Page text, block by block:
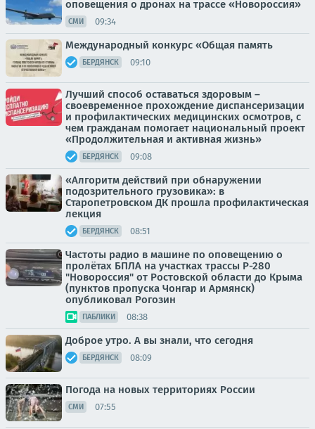
оповещения о дронах на трассе «Новороссия»
СМИ 09:34
Международный конкурс «Общая память
БЕРДЯНСК 09:10
Лучший способ оставаться здоровым –
своевременное прохождение диспансеризации
и профилактических медицинских осмотров, с
чем гражданам помогает национальный проект
«Продолжительная и активная жизнь»
БЕРДЯНСК 09:08
«Алгоритм действий при обнаружении
подозрительного грузовика»: в
Старопетровском ДК прошла профилактическая
лекция
БЕРДЯНСК 08:51
Частоты радио в машине по оповещению о
пролётах БПЛА на участках трассы Р-280
"Новороссия" от Ростовской области до Крыма
(пунктов пропуска Чонгар и Армянск)
опубликовал Рогозин
ПАБЛИКИ 08:38
Доброе утро. А вы знали, что сегодня
БЕРДЯНСК 08:09
Погода на новых территориях России
СМИ 07:55